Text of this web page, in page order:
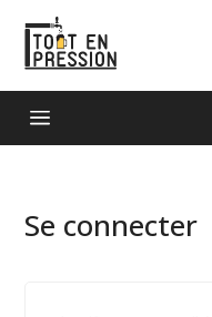
a
Se connecter